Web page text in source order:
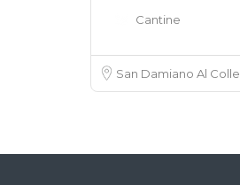
Cantine
San Damiano Al Colle